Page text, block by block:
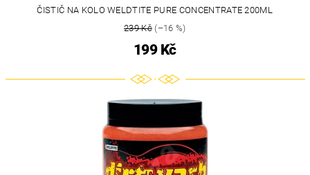
ČISTIČ NA KOLO WELDTITE PURE CONCENTRATE 200ML
239 Kč(–16 %)
199 Kč